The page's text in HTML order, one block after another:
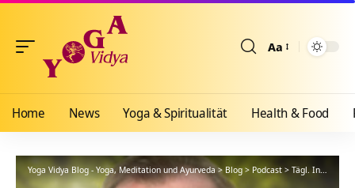
Aa
Home News Yoga & Spiritualität Health & Food
Yoga Vidya Blog - Yoga, Meditation und Ayurveda> Blog > Podcast> Tägl. Inspiration